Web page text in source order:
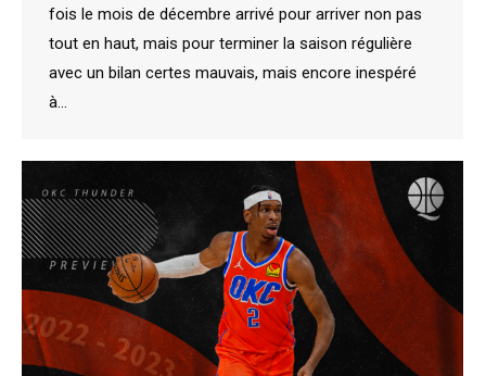
fois le mois de décembre arrivé pour arriver non pas
tout en haut, mais pour terminer la saison régulière
avec un bilan certes mauvais, mais encore inespéré
à…